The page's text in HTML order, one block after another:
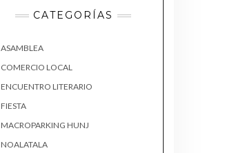
CATEGORÍAS
ASAMBLEA
COMERCIO LOCAL
ENCUENTRO LITERARIO
FIESTA
MACROPARKING HUNJ
NOALATALA